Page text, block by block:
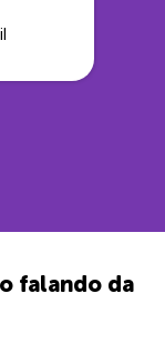
falando da